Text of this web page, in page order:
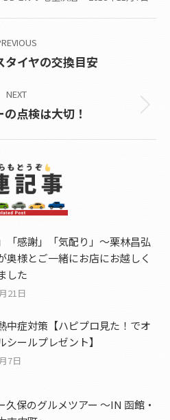
Previous
タイヤの交換目安
NEXT
Next
点検は大切！
「感謝」「気配り」～栗林昌弘
奥様とご一緒にお店にお越しく
した
21日
中症対策【ハピプロ見た！でオ
シールプレゼント】
7日
久保のグルメツアー ～IN 函館・